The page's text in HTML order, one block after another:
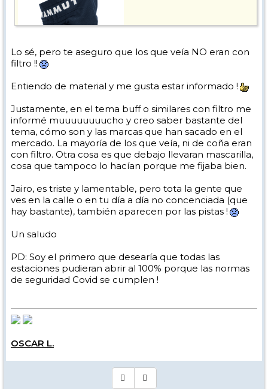
Lo sé, pero te aseguro que los que veía NO eran con
filtro !!
Entiendo de material y me gusta estar informado !
Justamente, en el tema buff o similares con filtro me
informé muuuuuuuucho y creo saber bastante del
tema, cómo son y las marcas que han sacado en el
mercado. La mayoría de los que veía, ni de coña eran
con filtro. Otra cosa es que debajo llevaran mascarilla,
cosa que tampoco lo hacían porque me fijaba bien.
Jairo, es triste y lamentable, pero tota la gente que
ves en la calle o en tu día a día no concenciada (que
hay bastante), también aparecen por las pistas !
Un saludo
PD: Soy el primero que desearía que todas las
estaciones pudieran abrir al 100% porque las normas
de seguridad Covid se cumplen !
OSCAR L.